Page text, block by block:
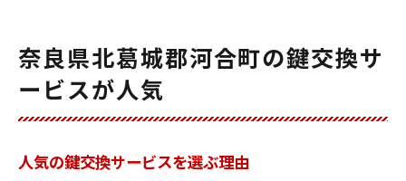
奈良県北葛城郡河合町の鍵交換サ
ービスが人気
人気の鍵交換サービスを選ぶ理由